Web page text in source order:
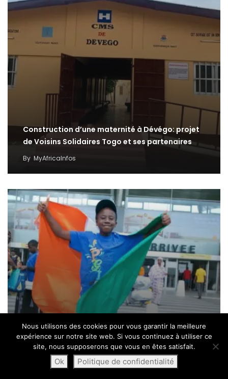
Construction d’une maternité à Dévégo: projet
de Voisins Solidaires Togo et ses partenaires
By MyAfricaInfos
L’Ivoirien Krecoum Loevan N°1 mondial de Dictée
PGL au Canada
Nous utilisons des cookies pour vous garantir la meilleure
expérience sur notre site web. Si vous continuez à utiliser ce
site, nous supposerons que vous en êtes satisfait.
Ok Politique de confidentialité